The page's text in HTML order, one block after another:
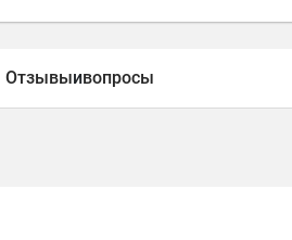
Отзывыивопросы